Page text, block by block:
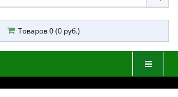
Товаров 0 (0 руб.)